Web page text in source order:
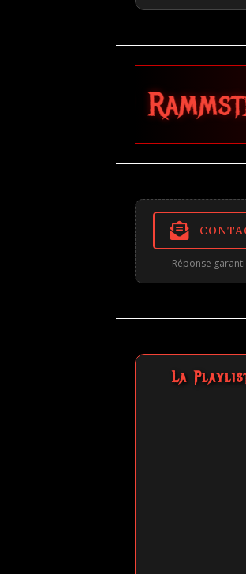
Rammstein 🤘
Réponse
La